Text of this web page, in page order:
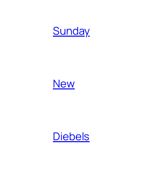
Sunday
New
Diebels